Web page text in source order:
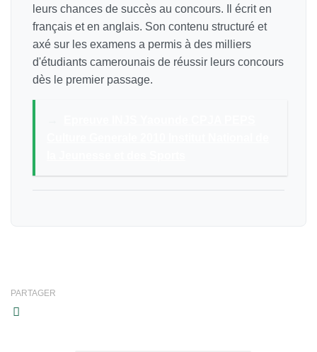
leurs chances de succès au concours. Il écrit en
français et en anglais. Son contenu structuré et
axé sur les examens a permis à des milliers
d'étudiants camerounais de réussir leurs concours
dès le premier passage.
PARTAGER